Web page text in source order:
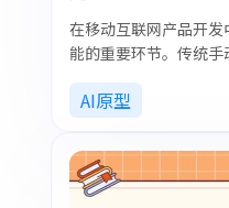
在移动互联网产品开
能的重要环节。传统
率并降低学习成本。
法、实操步骤及优化
型。
AI原型